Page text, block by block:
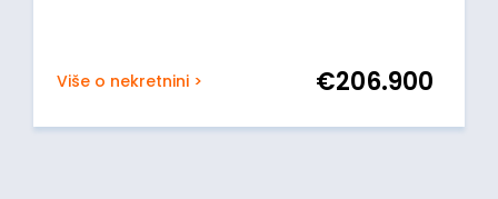
Više o nekretnini > €206.900